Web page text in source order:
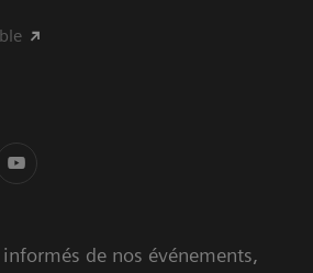
de nos événements,